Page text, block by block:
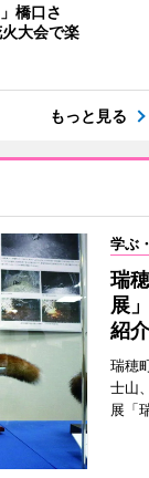
橋口さ
大会で楽
もっと見る
学ぶ
瑞
展
紹介
瑞穂
士山
展「